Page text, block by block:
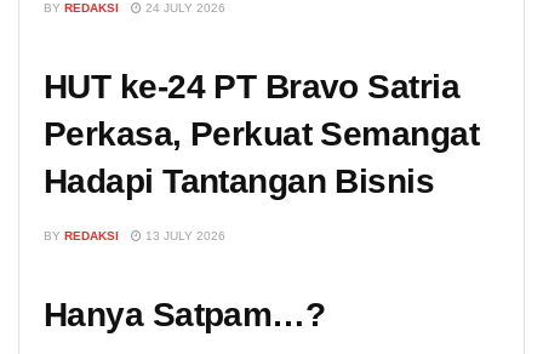
BY REDAKSI 24 JULY 2026
HUT ke-24 PT Bravo Satria
Perkasa, Perkuat Semangat
Hadapi Tantangan Bisnis
BY REDAKSI 13 JULY 2026
Hanya Satpam…?